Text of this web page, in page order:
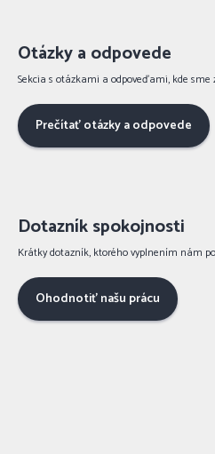
Otázky a odpovede
Sekcia s otázkami a odpoveďami, kde
Prečítať otázky a odpovede
Dotazník spokojnosti
Krátky dotazník, ktorého vyplnením nám
Ohodnotiť našu prácu